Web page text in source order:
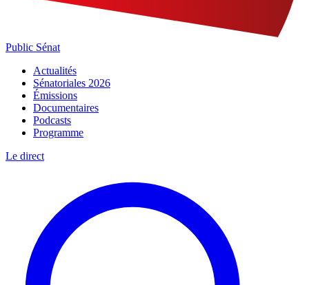
Public Sénat
Actualités
Sénatoriales 2026
Émissions
Documentaires
Podcasts
Programme
Le direct